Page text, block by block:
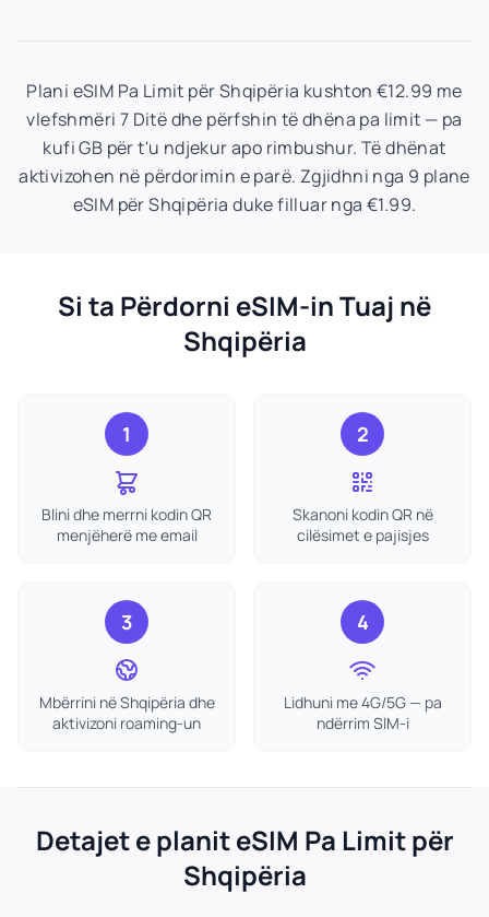
Plani eSIM Pa Limit për Shqipëria kushton €12.99 me
vlefshmëri 7 Ditë dhe përfshin të dhëna pa limit — pa
kufi GB për t'u ndjekur apo rimbushur. Të dhënat
aktivizohen në përdorimin e parë. Zgjidhni nga 9 plane
eSIM për Shqipëria duke filluar nga €1.99.
Si ta Përdorni eSIM-in Tuaj në
Shqipëria
1
Blini dhe merrni kodin QR
menjëherë me email
2
Skanoni kodin QR në
cilësimet e pajisjes
3
Mbërrini në Shqipëria dhe
aktivizoni roaming-un
4
Lidhuni me 4G/5G — pa
ndërrim SIM-i
Detajet e planit eSIM Pa Limit për
Shqipëria